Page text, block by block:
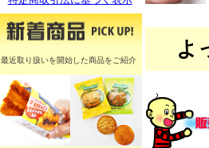
最近取り扱いを開始した商品をご紹介
よ